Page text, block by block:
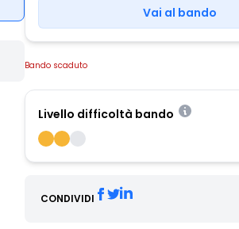
Vai al bando
Bando scaduto
Livello difficoltà bando
CONDIVIDI